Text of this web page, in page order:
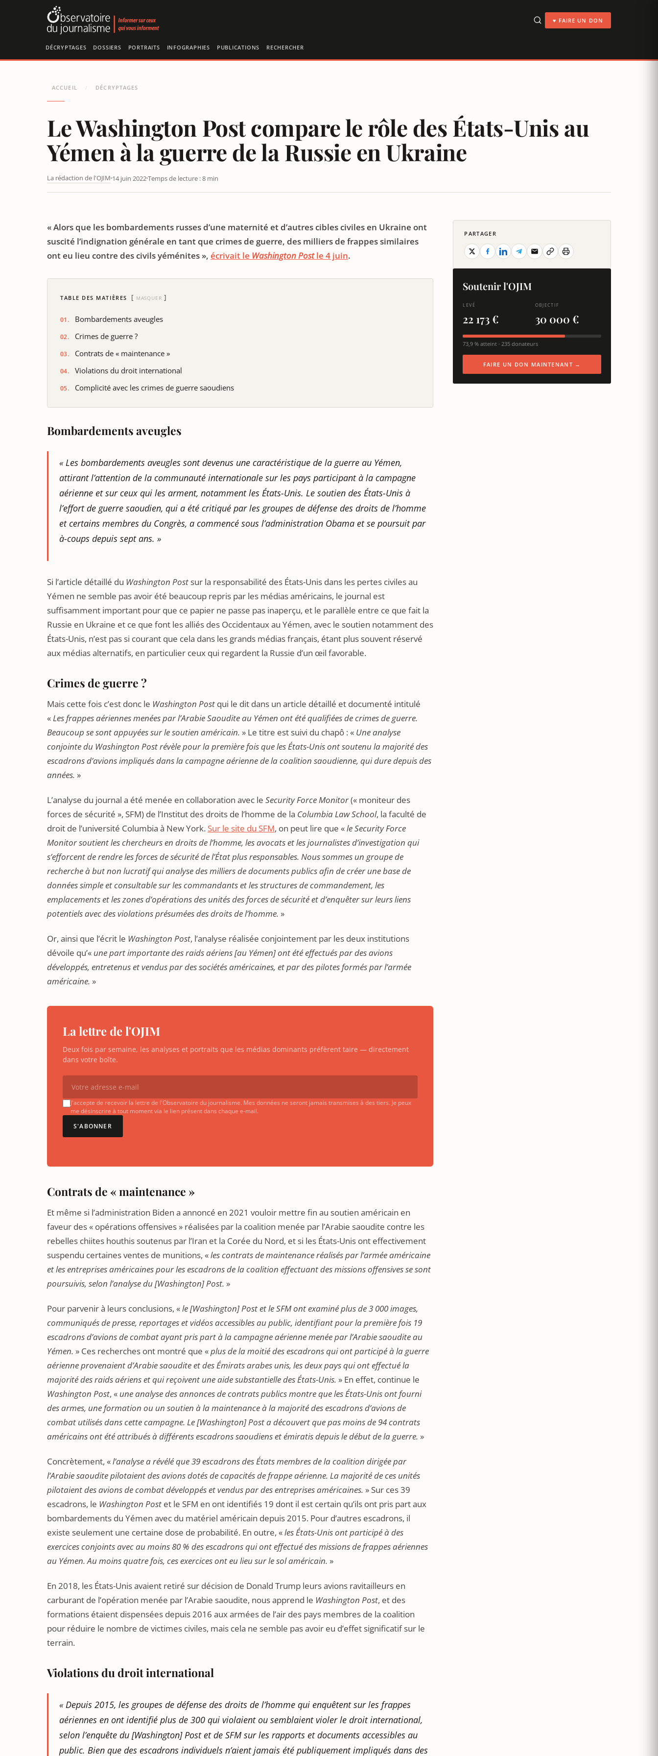
♥ FAIRE UN DON
DÉCRYPTAGES DOSSIERS PORTRAITS INFOGRAPHIES PUBLICATIONS RECHERCHER
ACCUEIL / DÉCRYPTAGES
Le Washington Post compare le rôle des États-Unis au
Yémen à la guerre de la Russie en Ukraine
La rédaction de l'OJIM 14 juin 2022Temps de lecture : 8 min
LE WASHINGTON POST COMPARE LE RÔLE DES ÉTATS-UNIS AU YÉMEN À LA GUERRE DE LA RUSSIE EN UKRAINE
« Alors que les bombardements russes d’une maternité et d’autres cibles civiles en Ukraine ont
suscité l’indignation générale en tant que crimes de guerre, des milliers de frappes similaires
ont eu lieu contre des civils yéménites », écrivait le Washington Postle 4 juin.
TABLE DES MATIÈRES MASQUER
Bombardements aveugles
Crimes de guerre ?
Contrats de « maintenance »
Violations du droit international
Complicité avec les crimes de guerre saoudiens
Bombardements aveugles
« Les bombardements aveugles sont devenus une caractéristique de la guerre au Yémen,
attirant l’attention de la communauté internationale sur les pays participant à la campagne
aérienne et sur ceux qui les arment, notamment les États-Unis. Le soutien des États-Unis à
l’effort de guerre saoudien, qui a été critiqué par les groupes de défense des droits de l’homme
et certains membres du Congrès, a commencé sous l’administration Obama et se poursuit par
à-coups depuis sept ans. »
Si l’article détaillé du Washington Post sur la responsabilité des États-Unis dans les pertes civiles au
Yémen ne semble pas avoir été beaucoup repris par les médias américains, le journal est
suffisamment important pour que ce papier ne passe pas inaperçu, et le parallèle entre ce que fait la
Russie en Ukraine et ce que font les alliés des Occidentaux au Yémen, avec le soutien notamment des
États-Unis, n’est pas si courant que cela dans les grands médias français, étant plus souvent réservé
aux médias alternatifs, en particulier ceux qui regardent la Russie d’un œil favorable.
Crimes de guerre ?
Mais cette fois c’est donc le Washington Post qui le dit dans un article détaillé et documenté intitulé
«Les frappes aériennes menées par l’Arabie Saoudite au Yémen ont été qualifiées de crimes de guerre.
Beaucoup se sont appuyées sur le soutien américain. » Le titre est suivi du chapô : « Une analyse
conjointe du Washington Post révèle pour la première fois que les États-Unis ont soutenu la majorité des
escadrons d’avions impliqués dans la campagne aérienne de la coalition saoudienne, qui dure depuis des
années. »
L’analyse du journal a été menée en collaboration avec le Security Force Monitor(« moniteur des
forces de sécurité », SFM) de l’Institut des droits de l’homme de la Columbia Law School, la faculté de
droit de l’université Columbia à New York. Sur le site du SFM, on peut lire que «le Security Force
Monitor soutient les chercheurs en droits de l’homme, les avocats et les journalistes d’investigation qui
s’efforcent de rendre les forces de sécurité de l’État plus responsables. Nous sommes un groupe de
recherche à but non lucratif qui analyse des milliers de documents publics afin de créer une base de
données simple et consultable sur les commandants et les structures de commandement, les
emplacements et les zones d’opérations des unités des forces de sécurité et d’enquêter sur leurs liens
potentiels avec des violations présumées des droits de l’homme. »
Or, ainsi que l’écrit le Washington Post, l’analyse réalisée conjointement par les deux institutions
dévoile qu’« une part importante des raids aériens[au Yémen] ont été effectués par des avions
développés, entretenus et vendus par des sociétés américaines, et par des pilotes formés par l’armée
américaine. »
La lettre de l'OJIM
Deux fois par semaine, les analyses et portraits que les médias dominants préfèrent taire — directement
dans votre boîte.
J'accepte de recevoir la lettre de l'Observatoire du journalisme. Mes données ne seront jamais transmises à des tiers. Je peux
me désinscrire à tout moment via le lien présent dans chaque e-mail.
S'ABONNER
Contrats de « maintenance »
Et même si l’administration Biden a annoncé en 2021 vouloir mettre fin au soutien américain en
faveur des « opérations offensives » réalisées par la coalition menée par l’Arabie saoudite contre les
rebelles chiites houthis soutenus par l’Iran et la Corée du Nord, et si les États-Unis ont effectivement
suspendu certaines ventes de munitions, «les contrats de maintenance réalisés par l’armée américaine
et les entreprises américaines pour les escadrons de la coalition effectuant des missions offensives se sont
poursuivis, selon l’analyse du[Washington] Post. »
Pour parvenir à leurs conclusions, «le[Washington] Post et le SFM ont examiné plus de 3 000 images,
communiqués de presse, reportages et vidéos accessibles au public, identifiant pour la première fois 19
escadrons d’avions de combat ayant pris part à la campagne aérienne menée par l’Arabie saoudite au
Yémen. » Ces recherches ont montré que «plus de la moitié des escadrons qui ont participé à la guerre
aérienne provenaient d’Arabie saoudite et des Émirats arabes unis, les deux pays qui ont effectué la
majorité des raids aériens et qui reçoivent une aide substantielle des États-Unis. » En effet, continue le
Washington Post, « une analyse des annonces de contrats publics montre que les États-Unis ont fourni
des armes, une formation ou un soutien à la maintenance à la majorité des escadrons d’avions de
combat utilisés dans cette campagne. Le[Washington] Post a découvert que pas moins de 94 contrats
américains ont été attribués à différents escadrons saoudiens et émiratis depuis le début de la guerre. »
Concrètement, «l’analyse a révélé que 39 escadrons des États membres de la coalition dirigée par
l’Arabie saoudite pilotaient des avions dotés de capacités de frappe aérienne. La majorité de ces unités
pilotaient des avions de combat développés et vendus par des entreprises américaines. » Sur ces 39
escadrons, le Washington Post et le SFM en ont identifiés 19 dont il est certain qu’ils ont pris part aux
bombardements du Yémen avec du matériel américain depuis 2015. Pour d’autres escadrons, il
existe seulement une certaine dose de probabilité. En outre, «les États-Unis ont participé à des
exercices conjoints avec au moins 80 % des escadrons qui ont effectué des missions de frappes aériennes
au Yémen. Au moins quatre fois, ces exercices ont eu lieu sur le sol américain. »
En 2018, les États-Unis avaient retiré sur décision de Donald Trump leurs avions ravitailleurs en
carburant de l’opération menée par l’Arabie saoudite, nous apprend le Washington Post, et des
formations étaient dispensées depuis 2016 aux armées de l’air des pays membres de la coalition
pour réduire le nombre de victimes civiles, mais cela ne semble pas avoir eu d’effet significatif sur le
terrain.
Violations du droit international
« Depuis 2015, les groupes de défense des droits de l’homme qui enquêtent sur les frappes
aériennes en ont identifié plus de 300 qui violaient ou semblaient violer le droit international,
selon l’enquête du [Washington] Post et de SFM sur les rapports et documents accessibles au
public. Bien que des escadrons individuels n’aient jamais été publiquement impliqués dans des
PARTAGER
Soutenir l'OJIM
LEVÉ
22 173 €
OBJECTIF
30 000 €
73,9 % atteint · 235 donateurs
FAIRE UN DON MAINTENANT →
Panneau de gestion des cookies